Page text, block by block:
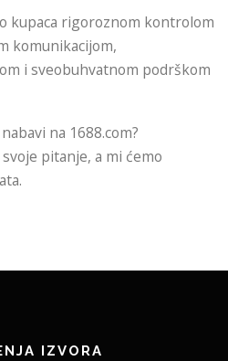
kupaca rigoroznom kontrolom
komunikacijom,
i sveobuhvatnom podrškom
na 1688.com?
pitanje, a mi ćemo
IZVORA